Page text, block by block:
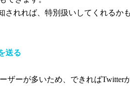
れれば、特別扱いしてくれるか
送る
ザーが多いため、できればTwitter